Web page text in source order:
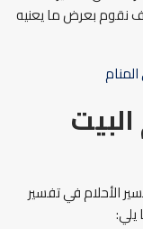
نقوم بعرض ما يعنيه
الأحلام في تفسير
يلي: